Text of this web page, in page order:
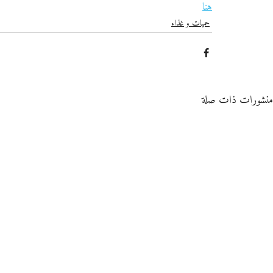
هنا
حميات و غذاء
منشورات ذات صلة